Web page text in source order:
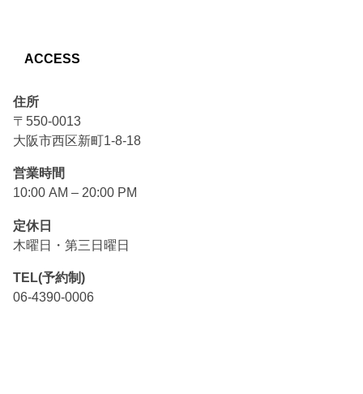
ACCESS
住所
〒550-0013
大阪市西区新町1-8-18
営業時間
10:00 AM – 20:00 PM
定休日
木曜日・第三日曜日
TEL(予約制)
06-4390-0006